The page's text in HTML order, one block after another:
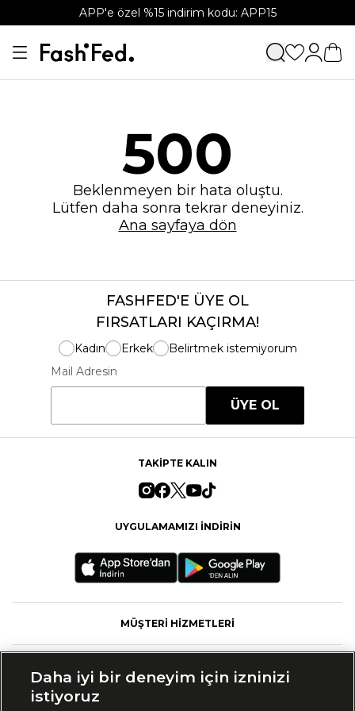
APP'e özel %15 indirim kodu: APP15
500
Beklenmeyen bir hata oluştu.
Lütfen daha sonra tekrar deneyiniz.
Ana sayfaya dön
FASHFED'E ÜYE OL
FIRSATLARI KAÇIRMA!
Kadın Erkek
Belirtmek istemiyorum
Mail Adresin
ÜYE OL
TAKİPTE KALIN
UYGULAMAMIZI İNDİRİN
MÜŞTERİ HİZMETLERİ
Daha iyi bir deneyim için izninizi
istiyoruz